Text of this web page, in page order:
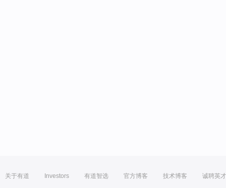
关于有道 Investors 有道智选 官方博客 技术博客 诚聘英才